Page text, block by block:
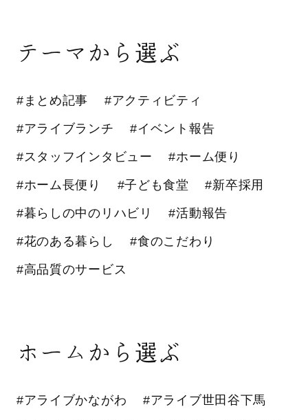
テーマから選ぶ
#まとめ記事 #アクティビティ
#アライブランチ #イベント報告
#スタッフインタビュー #ホーム便り
#ホーム長便り #子ども食堂 #新卒採用
#暮らしの中のリハビリ #活動報告
#花のある暮らし #食のこだわり
#高品質のサービス
ホームから選ぶ
#アライブかながわ #アライブ世田谷下馬